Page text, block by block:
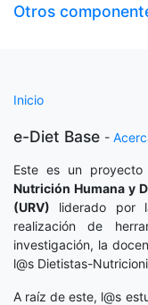
Otros
Inicio
e-Diet Base -
Este es un
Nutrición Humana y
(URV) liderado por
realización de
investigación, la
l@s Dietistas-
A raíz de este, l@s